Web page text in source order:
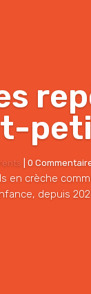
| 0
en crèche
depuis